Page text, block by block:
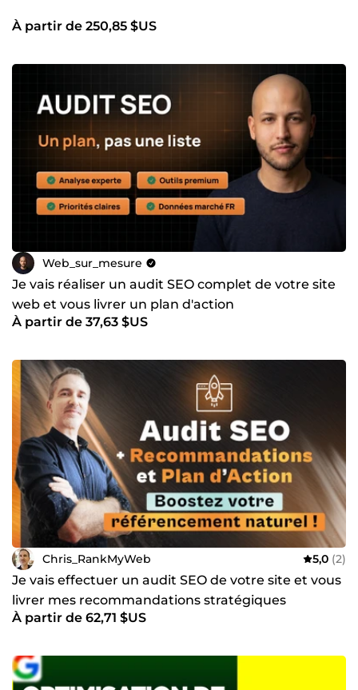
À partir de 250,85 $US
Web_sur_mesure
Je vais réaliser un audit SEO complet de votre site
web et vous livrer un plan d'action
À partir de 37,63 $US
Chris_RankMyWeb 5,0 (2)
Je vais effectuer un audit SEO de votre site et vous
livrer mes recommandations stratégiques
À partir de 62,71 $US